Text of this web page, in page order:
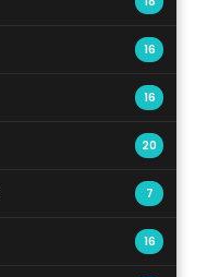
16
16
20
7
16